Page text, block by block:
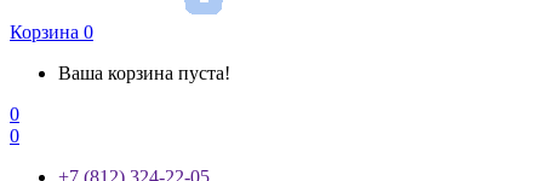
Корзина 0
Ваша корзина пуста!
0
0
+7 (812) 324-22-05